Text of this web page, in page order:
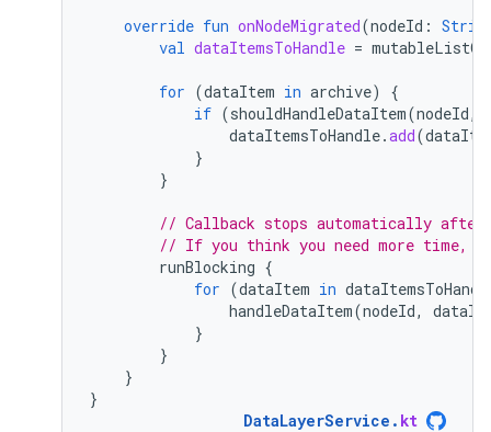
override fun onNodeMigrated(nodeId :
val dataItemsToHandle =
for (dataItem in archive)
{
if (shouldHandleDataItem(nodeId,
dataItemsToHandle.add(
}
}
// Callback stops automatically after
// If you think you need more time,
runBlocking {
for (dataItem in
handleDataItem(nodeId,
}
}
}
}
DataLayerService . kt